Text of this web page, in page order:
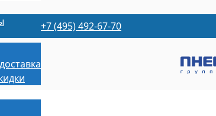
+7 (495) 492-67-70